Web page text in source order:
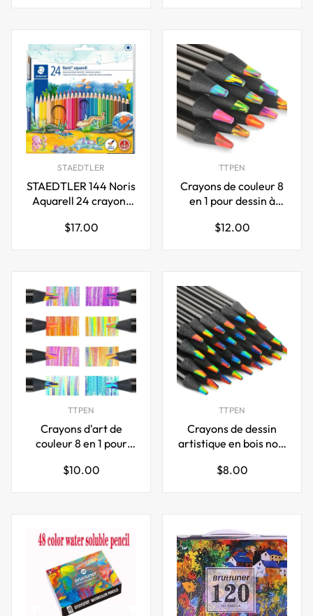
STAEDTLER
STAEDTLER 144 Noris
Aquarell 24 crayons
Prix
$17.00
TTPEN
Crayons de couleur 8
en 1 pour dessin à
paquet de 12
Prix
$12.00
TTPEN
Crayons d'art de
couleur 8 en 1 pour
adultes, paquet de 8
Prix
$10.00
TTPEN
Crayons de dessin
artistique en bois noir
couleur arc-en-ciel
Prix
$8.00